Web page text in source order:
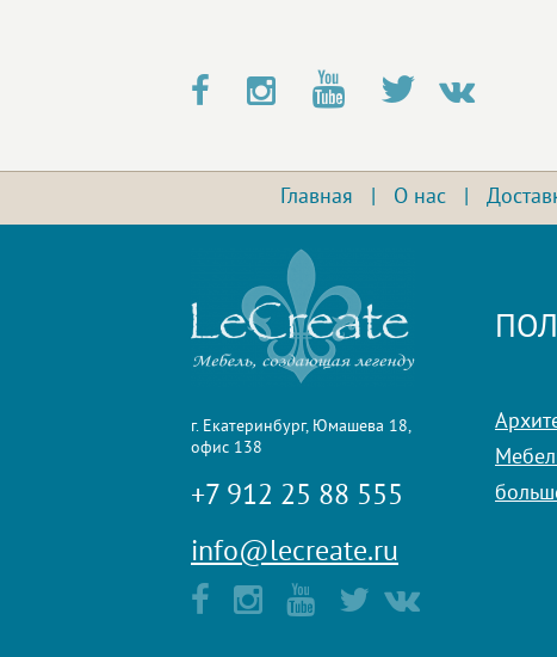
Главная О нас
г. Екатеринбург, Юмашева 18,
офис 138
+7 912 25 88 555
info@lecreate.ru